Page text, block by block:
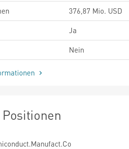
376,87 Mio. USD
Ja
Nein
Positionen